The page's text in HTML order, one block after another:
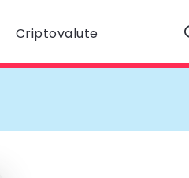
Criptovalute